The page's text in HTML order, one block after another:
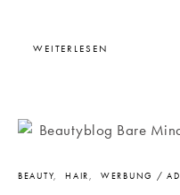
WEITERLESEN
BEAUTY HAIR WERBUNG / AD